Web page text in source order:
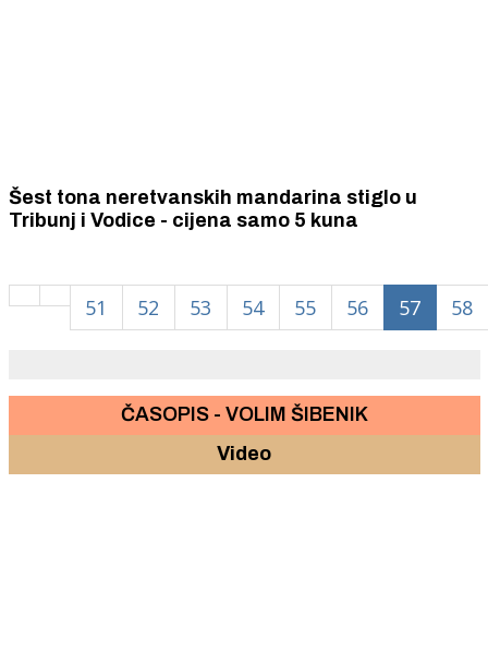
Šest tona neretvanskih mandarina stiglo u
Tribunj i Vodice - cijena samo 5 kuna
51 52 53 54 55 56 57 58
ČASOPIS - VOLIM ŠIBENIK
Video